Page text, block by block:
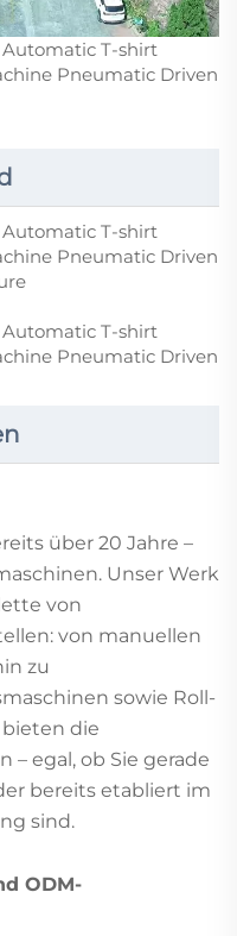
über 20 Jahre –
Unser Werk
von
von manuellen
zu
sowie Roll-
bieten die
– egal, ob Sie gerade
bereits etabliert im
sind.
ODM-